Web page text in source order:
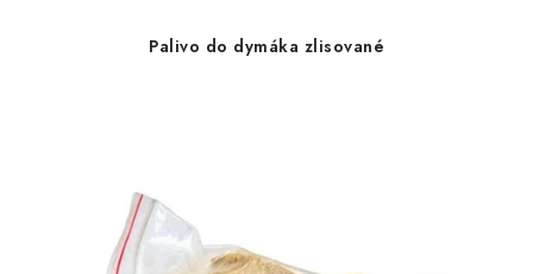
Palivo do dymáka zlisované